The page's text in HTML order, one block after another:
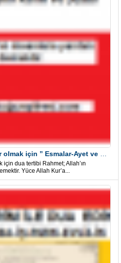
için dua tertibi Rahmet; Allah’ın
Yüce Allah Kur’a...